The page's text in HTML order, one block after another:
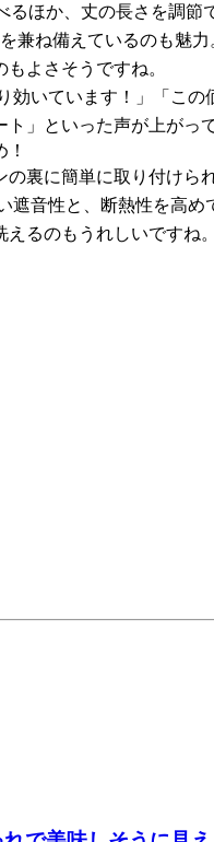
ほか、丈の長さを調
ね備えているのも魅
よさそうですね。
いています！」「こ
」といった声が上がっ
裏に簡単に取り付けら
音性と、断熱性を高
るのもうれしいですね。